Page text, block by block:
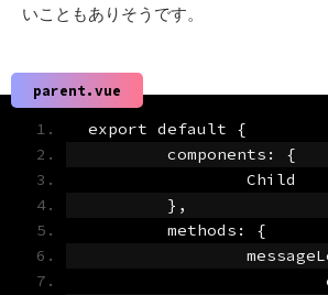
いこともありそうです。
parent.vue
export default {
	components: {
		Child
	},
	methods: {